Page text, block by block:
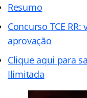
Resumo
Concurso TCE
aprovação
Clique aqui para
Ilimitada